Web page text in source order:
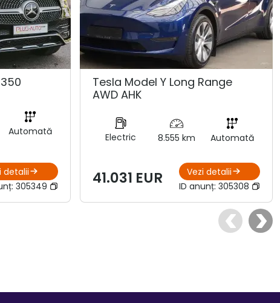
Automată
detalii
305349
Tesla Model Y Long Range
AWD AHK
Electric 8.555 km Automată
41.031 EUR
Vezi detalii
ID anunț: 305308